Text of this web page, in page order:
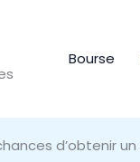
Bourse
d’obtenir